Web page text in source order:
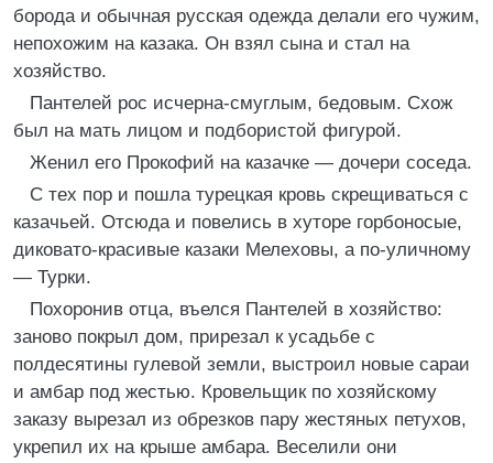
борода и обычная русская одежда делали его чужим,
непохожим на казака. Он взял сына и стал на
хозяйство.
Пантелей рос исчерна-смуглым, бедовым. Схож
был на мать лицом и подбористой фигурой.
Женил его Прокофий на казачке — дочери соседа.
С тех пор и пошла турецкая кровь скрещиваться с
казачьей. Отсюда и повелись в хуторе горбоносые,
диковато-красивые казаки Мелеховы, а по-уличному
— Турки.
Похоронив отца, въелся Пантелей в хозяйство:
заново покрыл дом, прирезал к усадьбе с
полдесятины гулевой земли, выстроил новые сараи
и амбар под жестью. Кровельщик по хозяйскому
заказу вырезал из обрезков пару жестяных петухов,
укрепил их на крыше амбара. Веселили они